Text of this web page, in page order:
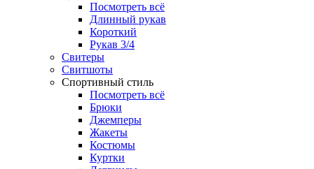
Посмотреть всё
Длинный рукав
Короткий
Рукав 3/4
Свитеры
Свитшоты
Спортивный стиль
Посмотреть всё
Брюки
Джемперы
Жакеты
Костюмы
Куртки